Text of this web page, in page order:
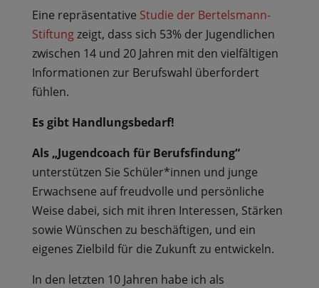
Eine repräsentative Studie der Bertelsmann-
Stiftungzeigt, dass sich 53% der Jugendlichen
zwischen 14 und 20 Jahren mit den vielfältigen
Informationen zur Berufswahl überfordert
fühlen.
Es gibt Handlungsbedarf!
Als „Jugendcoach für Berufsfindung“
unterstützen Sie Schüler*innen und junge
Erwachsene auf freudvolle und persönliche
Weise dabei, sich mit ihren Interessen, Stärken
sowie Wünschen zu beschäftigen, und ein
eigenes Zielbild für die Zukunft zu entwickeln.
In den letzten 10 Jahren habe ich als